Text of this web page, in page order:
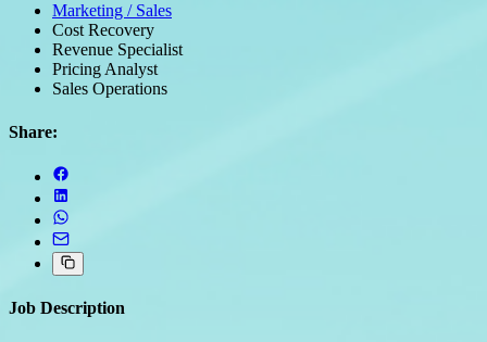
Marketing / Sales
Cost Recovery
Revenue Specialist
Pricing Analyst
Sales Operations
Share:
Job Description